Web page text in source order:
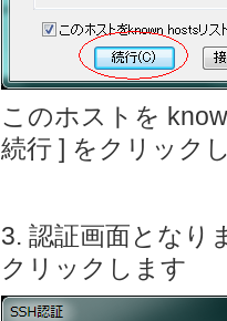
このホストを
続行 ] をクリック
3. 認証画面となり
クリックします